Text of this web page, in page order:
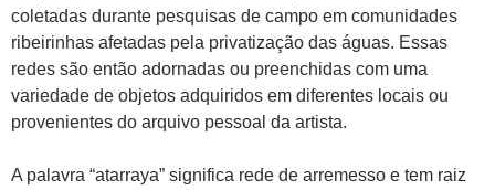
coletadas durante pesquisas de campo em comunidades
ribeirinhas afetadas pela privatização das águas. Essas
redes são então adornadas ou preenchidas com uma
variedade de objetos adquiridos em diferentes locais ou
provenientes do arquivo pessoal da artista.
A palavra “atarraya” significa rede de arremesso e tem raiz